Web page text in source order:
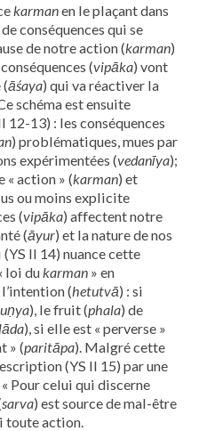
karmanen le plaçant dans
conséquences qui se
de notre action (karman)
(vipāka) vont
(āśaya) qui va réactiver la
schéma est ensuite
12-13) : les conséquences
) problématiques, mues par
expérimentées (vedanīya);
« action » (karman) et
ou moins explicite
(vipāka) affectent notre
(āyur) et la nature de nos
(YS Il 14) nuance cette
loi du karman » en
(hetutvā) : si
), le fruit (phala) de
), si elle est « perverse »
» (paritāpa). Malgré cette
(YS Il 15) par une
Pour celui qui discerne
sarva) est source de mal-être
toute action.